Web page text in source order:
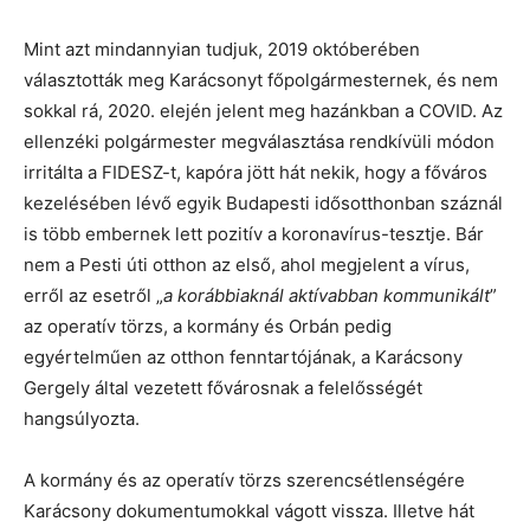
Mint azt mindannyian tudjuk, 2019 októberében
választották meg Karácsonyt főpolgármesternek, és nem
sokkal rá, 2020. elején jelent meg hazánkban a COVID. Az
ellenzéki polgármester megválasztása rendkívüli módon
irritálta a FIDESZ-t, kapóra jött hát nekik, hogy a főváros
kezelésében lévő egyik Budapesti idősotthonban száznál
is több embernek lett pozitív a koronavírus-tesztje. Bár
nem a Pesti úti otthon az első, ahol megjelent a vírus,
erről az esetről „a korábbiaknál aktívabban kommunikált”
az operatív törzs, a kormány és Orbán pedig
egyértelműen az otthon fenntartójának, a Karácsony
Gergely által vezetett fővárosnak a felelősségét
hangsúlyozta.
A kormány és az operatív törzs szerencsétlenségére
Karácsony dokumentumokkal vágott vissza. Illetve hát